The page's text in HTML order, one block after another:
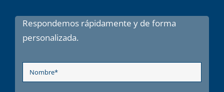
Respondemos rápidamente y de forma
personalizada.